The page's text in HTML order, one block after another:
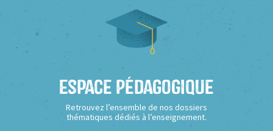
Espace Pédagogique
Retrouvez l’ensemble de nos dossiers
thématiques dédiés à l’enseignement.